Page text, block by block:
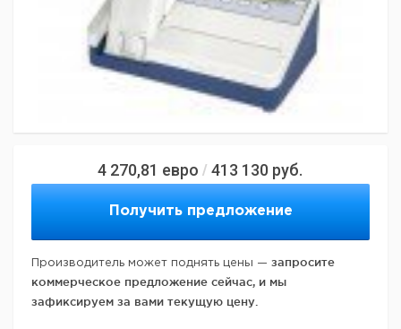
4 270,81 евро / 413 130 руб.
Получить предложение
Производитель может поднять цены — запросите
коммерческое предложение сейчас, и мы
зафиксируем за вами текущую цену.